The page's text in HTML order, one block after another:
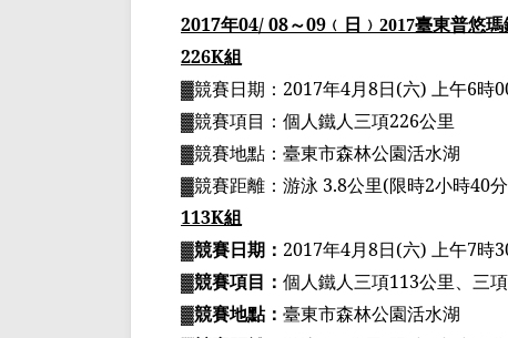
2017年04/ 08～09 ﹙ 日 ﹚ 2017臺東普悠
226K組
▓競賽日期： 2017年4月8日(六) 上午6時
▓競賽項目：個人鐵人三項226公里
▓競賽地點： 臺東市森林公園活水湖
▓競賽距離：游泳 3.8公里(限時2小時40分
113K組
▓競賽日期： 2017年4月8日(六) 上午7時
▓競賽項目： 個人鐵人三項113公里、三
▓競賽地點： 臺東市森林公園活水湖